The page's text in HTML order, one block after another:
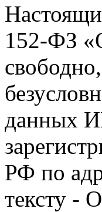
152-ФЗ
данных
РФ по
тексту -